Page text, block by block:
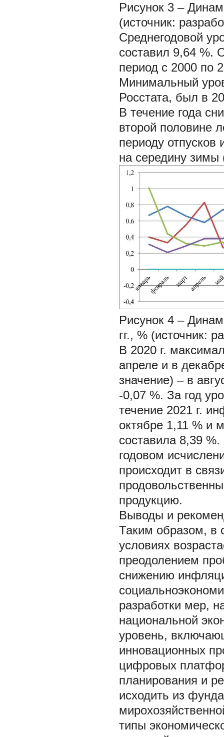
Рисунок 3 –
(источник:
Среднегодовой
составил 9,64 %.
период с 2000 по
Минимальный
Росстата, был в
В течение года
второй половине
периоду
на середину зимы
Рисунок 4 –
гг., % (источник:
В 2020 г.
апреле и в
значение) – в
-0,07 %. За год
течение 2021 г.
октябре 1,11 % и
составила 8,39
годовом
происходит в
продукцию.
Выводы и
Таким образом, в
условиях
преодолением
снижению
разработки мер,
национальной
уровень,
инновационных
цифровых
планирования и
исходить из
типы